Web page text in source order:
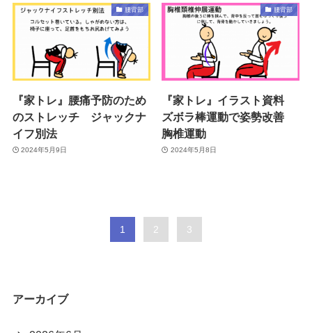
腰背部
『家トレ』腰痛予防のため
のストレッチ ジャックナ
イフ別法
2024年5月9日
腰背部
『家トレ』イラスト資料
ズボラ棒運動で姿勢改善
胸椎運動
2024年5月8日
1 2 3
アーカイブ